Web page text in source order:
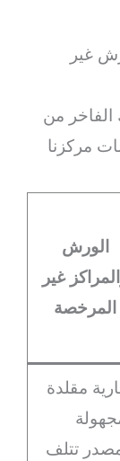
غير
من
مركزنا
الورش
غير
المرخصة
مقلدة
تتلف